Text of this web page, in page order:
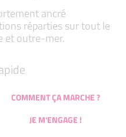
ancré
réparties sur tout le
et outre-mer.
COMMENT ÇA MARCHE ?
JE M'ENGAGE !